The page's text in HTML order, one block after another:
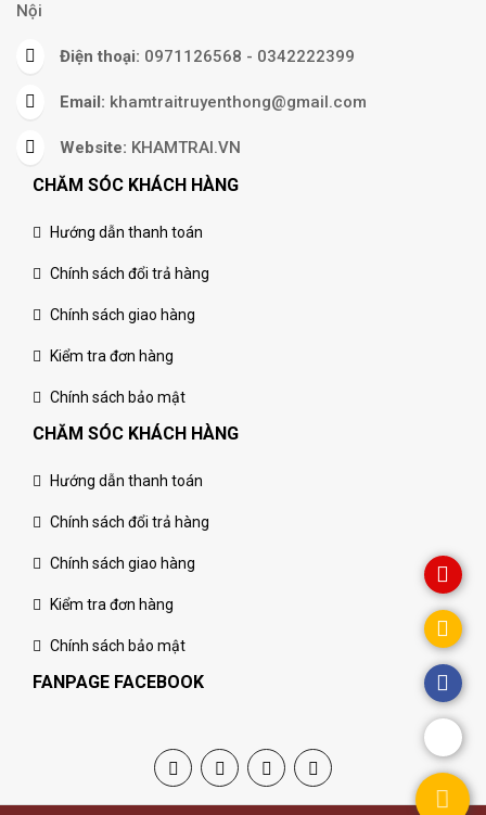
Nội
Điện thoại: 0971126568 - 0342222399
Email: khamtraitruyenthong@gmail.com
Website: KHAMTRAI.VN
CHĂM SÓC KHÁCH HÀNG
Hướng dẫn thanh toán
Chính sách đổi trả hàng
Chính sách giao hàng
Kiểm tra đơn hàng
Chính sách bảo mật
CHĂM SÓC KHÁCH HÀNG
Hướng dẫn thanh toán
Chính sách đổi trả hàng
Chính sách giao hàng
Kiểm tra đơn hàng
Chính sách bảo mật
FANPAGE FACEBOOK